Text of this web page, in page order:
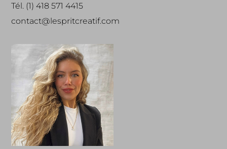
Tél. (1) 418 571 4415
contact@lespritcreatif.com